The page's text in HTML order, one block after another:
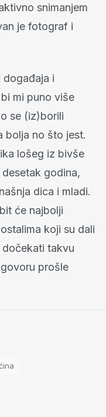
snimanjem
je fotograf i
događaja i
mi puno više
se (iz)borili
bolja no što jest.
lošeg iz bivše
godina,
dica i mladi.
će najbolji
koji su dali
dočekati takvu
prošle